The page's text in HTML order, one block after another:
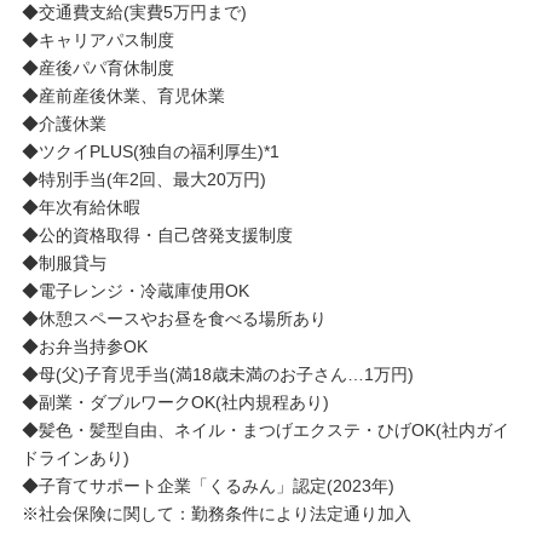
◆交通費支給(実費5万円まで)
◆キャリアパス制度
◆産後パパ育休制度
◆産前産後休業、育児休業
◆介護休業
◆ツクイPLUS(独自の福利厚生)*1
◆特別手当(年2回、最大20万円)
◆年次有給休暇
◆公的資格取得・自己啓発支援制度
◆制服貸与
◆電子レンジ・冷蔵庫使用OK
◆休憩スペースやお昼を食べる場所あり
◆お弁当持参OK
◆母(父)子育児手当(満18歳未満のお子さん…1万円)
◆副業・ダブルワークOK(社内規程あり)
◆髪色・髪型自由、ネイル・まつげエクステ・ひげOK(社内ガイ
ドラインあり)
◆子育てサポート企業「くるみん」認定(2023年)
※社会保険に関して：勤務条件により法定通り加入